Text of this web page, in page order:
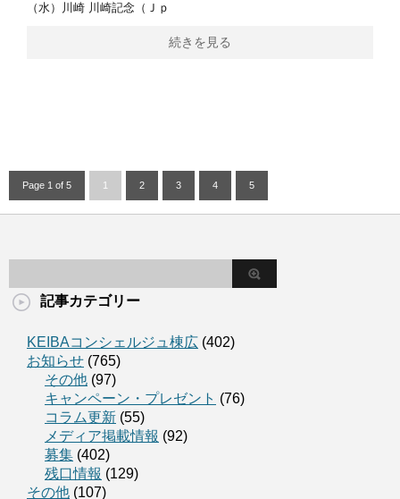
（水）川崎 川崎記念（Ｊｐ
続きを見る
Page 1 of 5 1 2 3 4 5
記事カテゴリー
KEIBAコンシェルジュ棟広 (402)
お知らせ (765)
その他 (97)
キャンペーン・プレゼント (76)
コラム更新 (55)
メディア掲載情報 (92)
募集 (402)
残口情報 (129)
その他 (107)